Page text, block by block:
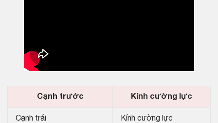
Cạnh trước Kính cường lực
Cạnh trái Kính cường lực